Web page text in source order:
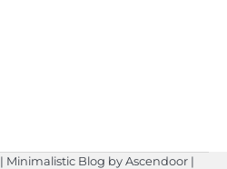
| Minimalistic Blog byAscendoor |